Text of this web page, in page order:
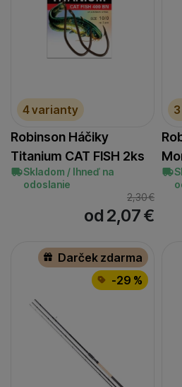
4 varianty
Robinson Háčiky
Titanium CAT FISH 2ks
Skladom / Ihneď na
odoslanie
2,30€
od 2,07€
Darček zdarma
-29 %